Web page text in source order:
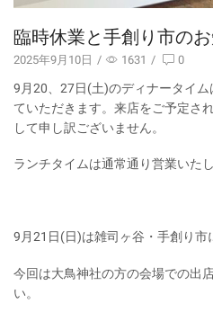
臨時休業と手創り市のお
2025年9月10日 / 1631 / 0
9月20、27日(土)のディナータイ
ていただきます。来店をご予定さ
して申し訳ございません。
ランチタイムは通常通り営業いた
9月21日(日)は雑司ヶ谷・手創り市
今回は大鳥神社の方の会場での出
い。